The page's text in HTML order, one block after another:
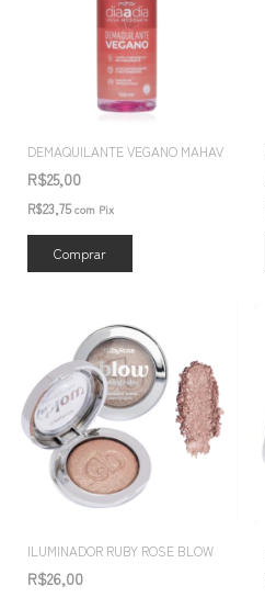
DEMAQUILANTE VEGANO MAHAV
R$25,00
R$23,75com Pix
ILUMINADOR RUBY ROSE BLOW
R$26,00